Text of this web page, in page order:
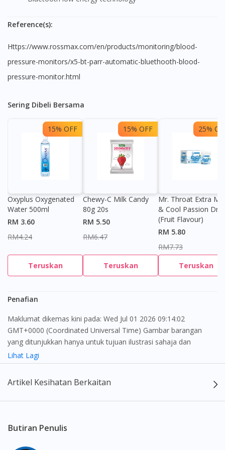
You seem to be shopping from Singapore
To serve you better, would you like to head over to
DoctorOnCall Singapore
Continue to DoctorOnCall Singapore
No, please do not redirect me
Reference(s):
https://www.rossmax.com/en/products/monitoring/blood-
pressure-monitors/x5-bt-parr-automatic-bluethooth-blood-
pressure-monitor.html
Sering Dibeli Bersama
15% OFF
Oxyplus Oxygenated
Water 500ml
RM 3.60
RM4.24
Teruskan
15% OFF
Chewy-C Milk Candy
80g 20s
RM 5.50
RM6.47
Teruskan
25%
Mr. Throat Extra
& Cool Passion
(Fruit Flavour)
RM 5.80
RM7.73
Teruskan
Penafian
Maklumat dikemas kini pada: Wed Jul 01 2026 09:14:02
GMT+0000 (Coordinated Universal Time) Gambar barangan
yang ditunjukkan hanya untuk tujuan ilustrasi sahaja dan
mungkin tidak seperti produk yang sebenar
maklumat sahaja, bagi kegunaan para pengamal perubatan dan
bukan bertujuan sebagai rujukan kepada pengguna untuk
seorang pengamal perubatan. Keberkesanan dan kesan
sampingan ubat-ubatan mungkin berbeza dari seorang
pengguna dengan pengguna yang lain. Kami tidak menyarankan
Lihat Lagi
Artikel Kesihatan Berkaitan
Butiran Penulis